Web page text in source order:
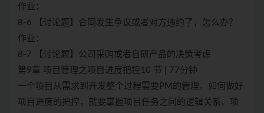
作业：
8-6 【讨论题】合同发生争议或者对方违约了，怎么办？
作业：
8-7 【讨论题】公司采购或者自研产品的决策考虑
第9章 项目管理之项目进度把控10 节 | 77分钟
一个项目从需求到开发整个过程需要PM的管理，如何做好
项目进度的把控，就要掌握项目任务之间的逻辑关系、项